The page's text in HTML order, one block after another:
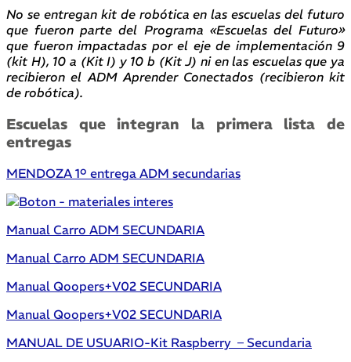
No se entregan kit de robótica en las escuelas del futuro
que fueron parte del Programa «Escuelas del Futuro»
que fueron impactadas por el eje de implementación 9
(kit H), 10 a (Kit I) y 10 b (Kit J) ni en las escuelas que ya
recibieron el ADM Aprender Conectados (recibieron kit
de robótica).
Escuelas que integran la primera lista de
entregas
MENDOZA 1º entrega ADM secundarias
Manual Carro ADM SECUNDARIA
Manual Carro ADM SECUNDARIA
Manual Qoopers+V02 SECUNDARIA
Manual Qoopers+V02 SECUNDARIA
MANUAL DE USUARIO-Kit Raspberry – Secundaria